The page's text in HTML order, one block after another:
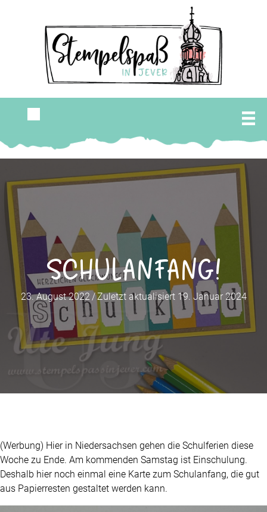
Schulanfang!
23. August 2022 /Zuletzt aktualisiert 19. Januar 2024
(Werbung) Hier in Niedersachsen gehen die Schulferien diese
Woche zu Ende. Am kommenden Samstag ist Einschulung.
Deshalb hier noch einmal eine Karte zum Schulanfang, die gut
aus Papierresten gestaltet werden kann.